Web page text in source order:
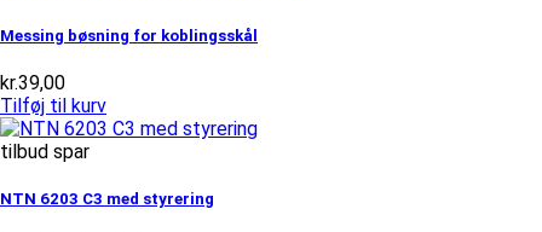
kr.1.542,00.kr.1.299,00.
Messing bøsning for koblingsskål
kr.39,00
Tilføj til kurv
tilbud spar
NTN 6203 C3 med styrering